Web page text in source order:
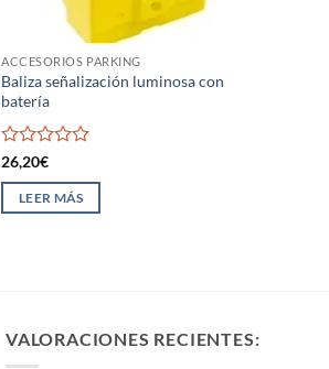
ACCESORIOS PARKING
Baliza señalización luminosa con
batería
Valorado
de
26,20€
LEER MÁS
VALORACIONES RECIENTES: